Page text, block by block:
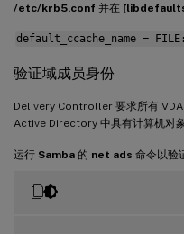
/etc/krb5.conf 并在
default_ccache_name =
验证域成员身份
Delivery Controller 要求所有
Active Directory 中具有计算机对象
运行 Samba 的 net ads 命令以验